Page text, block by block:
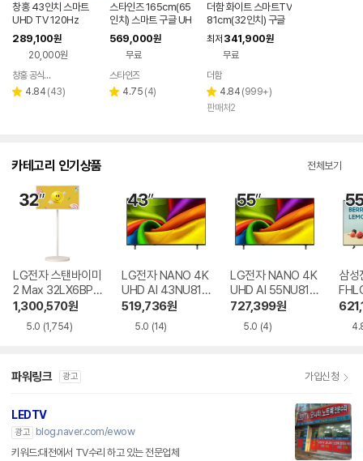
창홍 43인치 스마트
UHD TV 120Hz
289,100원
20,000원
페이
창홍 공식스토어
별 4.84 리
(43)
스타인즈 165cm(65
인치) 스마트 구글 UH
D TV KKZ6500SU
H 중소기업 1등급
569,000원
무료
페이
스타인즈
별 4.75 리
(4)
더함 화이트 스마트TV
81cm(32인치) 구글
5.0 QLED 이동식TV
최저 341,900원
무료
더함
별
점
4.84 리
(999+)
판매처2
카테고리 인기상품 전체보기
LG전자 스탠바이미
2 Max 32LX6BPG
A
1,300,570원
5.0 (1,754)
LG전자 NANO 4K
UHD AI 43NU810
BENA
519,736원
5.0 (14)
LG전자 NANO 4K
UHD AI 55NU810
BENA
727,399원
5.0 (4)
삼성
파워링크 광고 가입신청
LEDTV
광고
blog.naver.com/ewow
키워드:대전에서 TV수리 하고 있는 전문업체